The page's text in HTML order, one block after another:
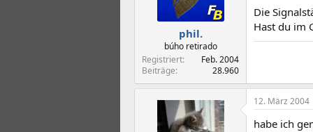
phil.
búho retirado
Registriert
Feb. 2004
Beiträge
28.960
Die
Hast du im
12. März 2004
habe ich